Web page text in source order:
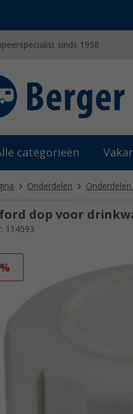
sinds 1958
categorieën
Onderdelen Onderdelen
dop voor
114593